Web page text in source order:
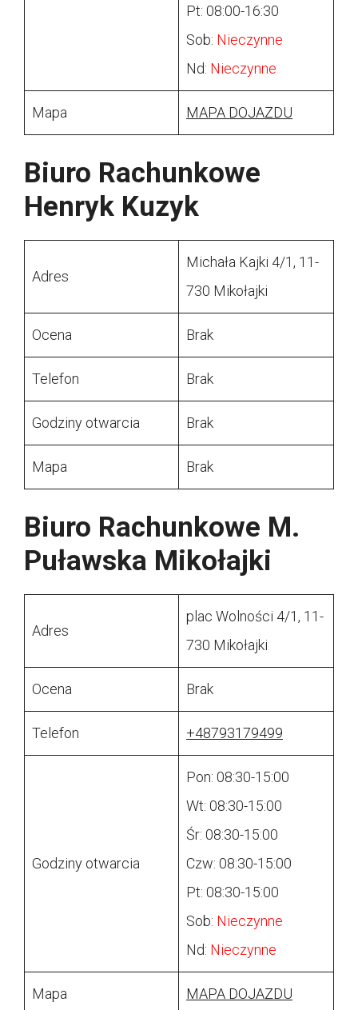
Pt: 08:00-16:30
Sob: Nieczynne
Nd: Nieczynne
Mapa MAPA DOJAZDU
Biuro Rachunkowe
Henryk Kuzyk
Adres
Michała Kajki 4/1, 11-
730 Mikołajki
Ocena Brak
Telefon Brak
Godziny otwarcia Brak
Mapa Brak
Biuro Rachunkowe M.
Puławska Mikołajki
Adres
plac Wolności 4/1, 11-
730 Mikołajki
Ocena Brak
Telefon +48793179499
Godziny otwarcia
Pon: 08:30-15:00
Wt: 08:30-15:00
Śr: 08:30-15:00
Czw: 08:30-15:00
Pt: 08:30-15:00
Sob: Nieczynne
Nd: Nieczynne
Mapa MAPA DOJAZDU